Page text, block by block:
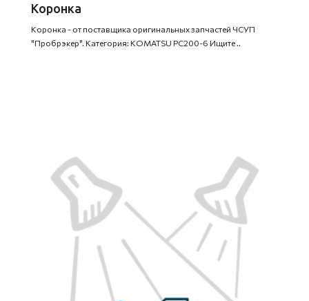
Коронка
Коронка - от поставщика оригинальных запчастей ЧСУП
"Пробрэкер". Категория: KOMATSU PC200-6 Ищите ..